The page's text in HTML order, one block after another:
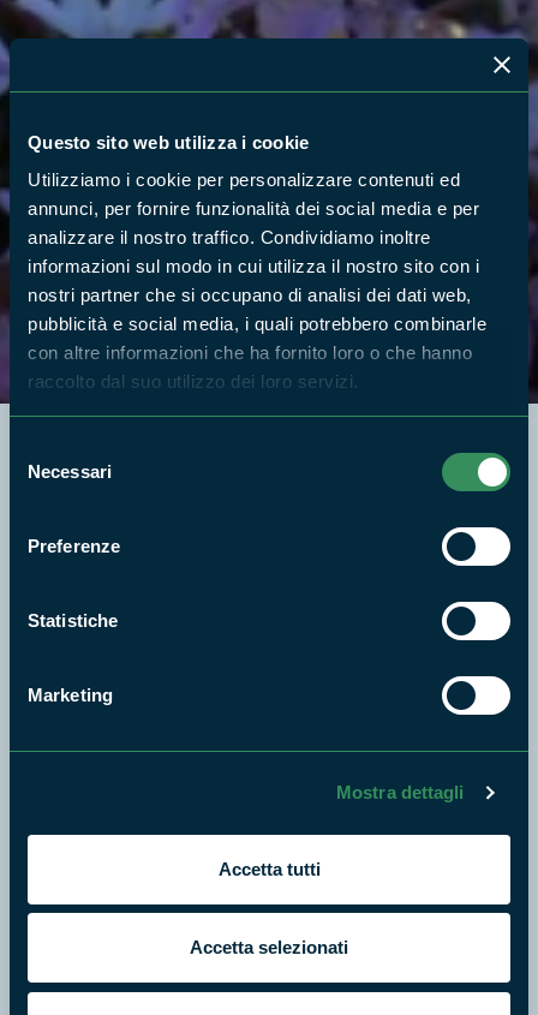
Questo sito web utilizza i cookie
Utilizziamo i cookie per personalizzare contenuti ed
annunci, per fornire funzionalità dei social media e per
analizzare il nostro traffico. Condividiamo inoltre
informazioni sul modo in cui utilizza il nostro sito con i
nostri partner che si occupano di analisi dei dati web,
pubblicità e social media, i quali potrebbero combinarle
con altre informazioni che ha fornito loro o che hanno
raccolto dal suo utilizzo dei loro servizi.
delNecessari
Preferenze
Statistiche
Marketing
Mostra dettagli
Accetta tutti
Accetta selezionati
Escursioni